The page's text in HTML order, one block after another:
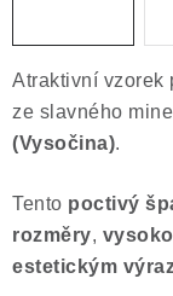
Atraktivní vzorek
ze slavného
(Vysočina).
Tento poctivý
rozměry,
estetickým